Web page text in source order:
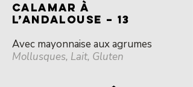
CALAMAR À
L’ANDALOUSE – 13
Avec mayonnaise aux agrumes
Mollusques, Lait, Gluten